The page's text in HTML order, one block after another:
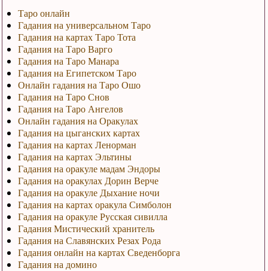
Таро онлайн
Гадания на универсальном Таро
Гадания на картах Таро Тота
Гадания на Таро Варго
Гадания на Таро Манара
Гадания на Египетском Таро
Онлайн гадания на Таро Ошо
Гадания на Таро Снов
Гадания на Таро Ангелов
Онлайн гадания на Оракулах
Гадания на цыганских картах
Гадания на картах Ленорман
Гадания на картах Эльтины
Гадания на оракуле мадам Эндоры
Гадания на оракулах Дорин Верче
Гадания на оракуле Дыхание ночи
Гадания на картах оракула Симболон
Гадания на оракуле Русская сивилла
Гадания Мистический хранитель
Гадания на Славянских Резах Рода
Гадания онлайн на картах Сведенборга
Гадания на домино